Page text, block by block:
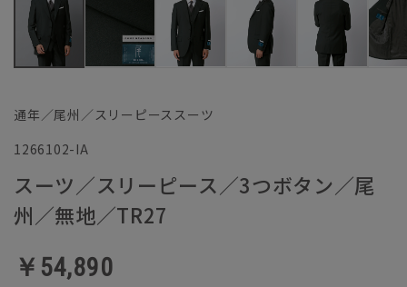
通年／尾州／スリーピーススーツ
1266102-IA
スーツ／スリーピース／3つボタン／尾
州／無地／TR27
￥54,890